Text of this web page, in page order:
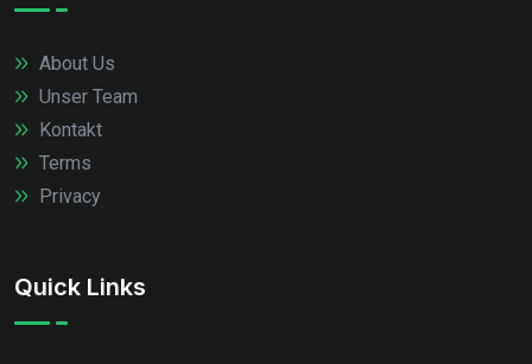
About Us
Unser Team
Kontakt
Terms
Privacy
Quick Links